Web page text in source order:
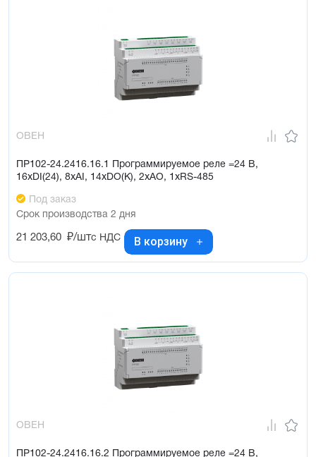
ОВЕН
ПР102-24.2416.16.1 Программируемое реле =24 В,
16хDI(24), 8хAI, 14хDO(К), 2хAO, 1хRS-485
Под заказ
Срок производства 2 дня
21 203,60 ₽/штс НДС В корзину
ОВЕН
ПР102-24.2416.16.2 Программируемое реле =24 В,